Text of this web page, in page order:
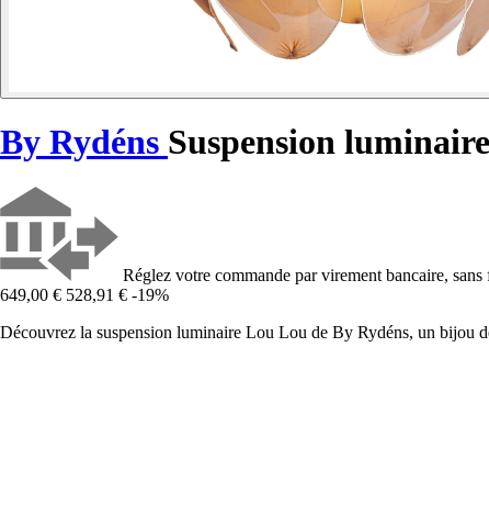
By Rydéns Suspension
Réglez votre commande par virement bancaire, sans
649,00 € 528,91 € -19%
Découvrez la suspension luminaire Lou Lou de By Rydéns, un bijou